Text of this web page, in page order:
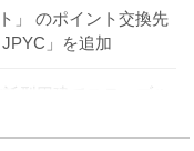
ト」 のポイント交換先
」を追加
託型円建てステーブル